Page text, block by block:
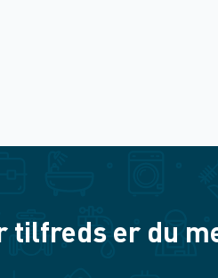
tilfreds er du